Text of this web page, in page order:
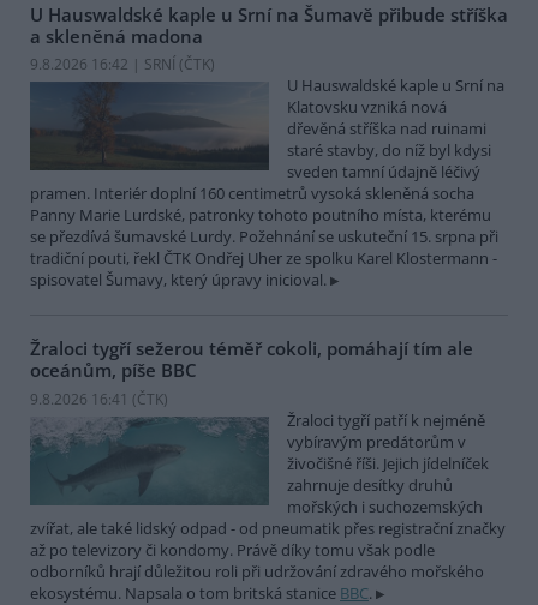
U Hauswaldské kaple u Srní na Šumavě přibude stříška
a skleněná madona
9.8.2026 16:42 | SRNÍ (ČTK)
U Hauswaldské kaple u Srní na
Klatovsku vzniká nová
dřevěná stříška nad ruinami
staré stavby, do níž byl kdysi
sveden tamní údajně léčivý
pramen. Interiér doplní 160 centimetrů vysoká skleněná socha
Panny Marie Lurdské, patronky tohoto poutního místa, kterému
se přezdívá šumavské Lurdy. Požehnání se uskuteční 15. srpna při
tradiční pouti, řekl ČTK Ondřej Uher ze spolku Karel Klostermann -
spisovatel Šumavy, který úpravy inicioval.
Žraloci tygří sežerou téměř cokoli, pomáhají tím ale
oceánům, píše BBC
9.8.2026 16:41 (ČTK)
Žraloci tygří patří k nejméně
vybíravým predátorům v
živočišné říši. Jejich jídelníček
zahrnuje desítky druhů
mořských i suchozemských
zvířat, ale také lidský odpad - od pneumatik přes registrační značky
až po televizory či kondomy. Právě díky tomu však podle
odborníků hrají důležitou roli při udržování zdravého mořského
ekosystému. Napsala o tom britská stanice BBC.